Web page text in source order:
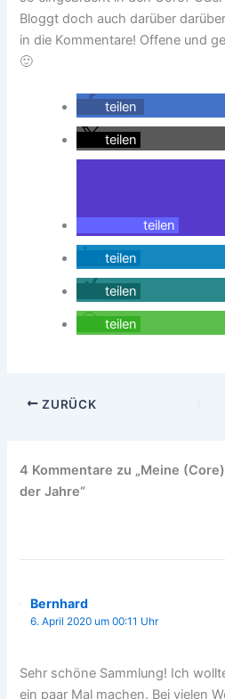
Bloggt doch auch darüber
in die Kommentare! Offene und
🙂
teilen
teilen
teilen
teilen
teilen
teilen
ZURÜCK
4 Kommentare zu „Meine
der Jahre“
Bernhard
6. April 2020 um 00:11 Uhr
Sehr schöne Sammlung! Ich
ein paar Mal machen. Bei vielen